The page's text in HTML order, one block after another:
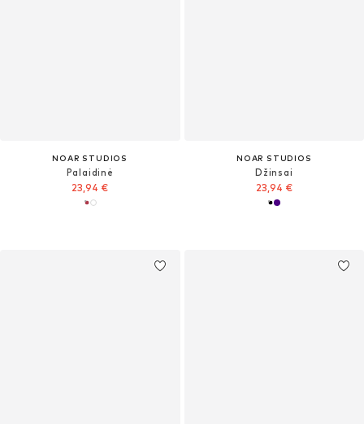
NOAR STUDIOS
Palaidinė
23,94 €
NOAR STUDIOS
Džinsai
23,94 €